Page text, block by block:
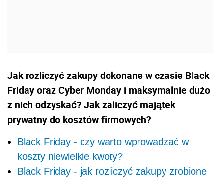
Jak rozliczyć zakupy dokonane w czasie Black
Friday oraz Cyber Monday i maksymalnie dużo
z nich odzyskać? Jak zaliczyć majątek
prywatny do kosztów firmowych?
Black Friday - czy warto wprowadzać w
koszty niewielkie kwoty?
Black Friday - jak rozliczyć zakupy zrobione